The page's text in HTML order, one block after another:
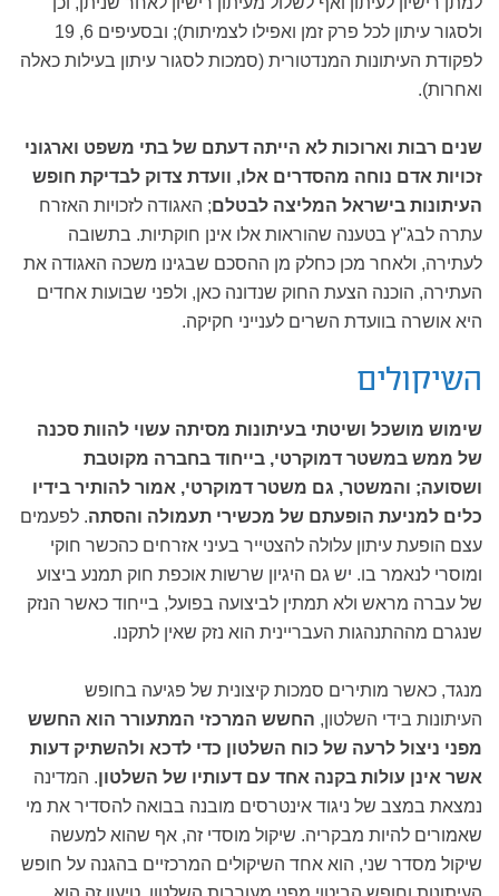
ולסגור עיתון לכל פרק זמן ואפילו לצמיתות); ובסעיפים 6, 19
לפקודת העיתונות המנדטורית (סמכות לסגור עיתון בעילות כאלה
ואחרות).
שנים רבות וארוכות לא הייתה דעתם של בתי משפט וארגוני
זכויות אדם נוחה מהסדרים אלו, וועדת צדוק לבדיקת חופש
העיתונות בישראל המליצה לבטלם; האגודה לזכויות האזרח
עתרה לבג"ץ בטענה שהוראות אלו אינן חוקתיות. בתשובה
לעתירה, ולאחר מכן כחלק מן ההסכם שבגינו משכה האגודה את
העתירה, הוכנה הצעת החוק שנדונה כאן, ולפני שבועות אחדים
היא אושרה בוועדת השרים לענייני חקיקה.
השיקולים
שימוש מושכל ושיטתי בעיתונות מסיתה עשוי להוות סכנה
של ממש במשטר דמוקרטי, בייחוד בחברה מקוטבת
ושסועה; והמשטר, גם משטר דמוקרטי, אמור להותיר בידיו
כלים למניעת הופעתם של מכשירי תעמולה והסתה. לפעמים
עצם הופעת עיתון עלולה להצטייר בעיני אזרחים כהכשר חוקי
ומוסרי לנאמר בו. יש גם היגיון שרשות אוכפת חוק תמנע ביצוע
של עברה מראש ולא תמתין לביצועה בפועל, בייחוד כאשר הנזק
שנגרם מההתנהגות העבריינית הוא נזק שאין לתקנו.
מנגד, כאשר מותירים סמכות קיצונית של פגיעה בחופש
העיתונות בידי השלטון, החשש המרכזי המתעורר הוא החשש
מפני ניצול לרעה של כוח השלטון כדי לדכא ולהשתיק דעות
אשר אינן עולות בקנה אחד עם דעותיו של השלטון. המדינה
נמצאת במצב של ניגוד אינטרסים מובנה בבואה להסדיר את מי
שאמורים להיות מבקריה. שיקול מוסדי זה, אף שהוא למעשה
שיקול מסדר שני, הוא אחד השיקולים המרכזיים בהגנה על חופש